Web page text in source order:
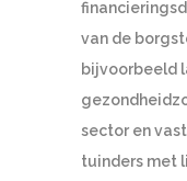
van de
bijvoorbeeld
sector en
tuinders met